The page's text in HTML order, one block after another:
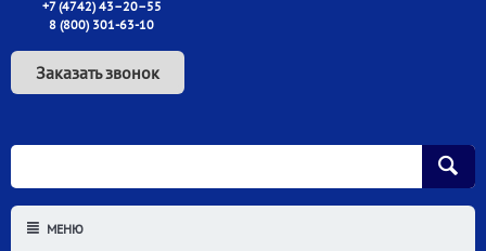
+7 (4742) 43–20–55
8 (800) 301-63-10
Заказать звонок
МЕНЮ